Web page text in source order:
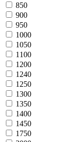
850
900
950
1000
1050
1100
1200
1240
1250
1300
1350
1400
1450
1750